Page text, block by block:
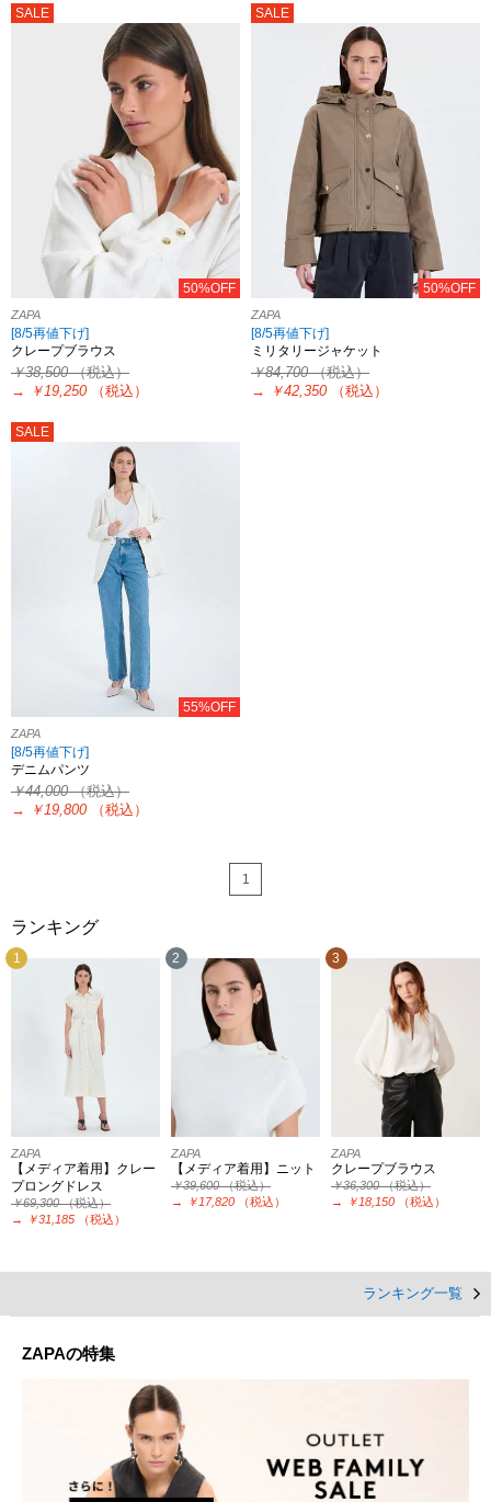
SALE
50%OFF
ZAPA
[8/5再値下げ]
クレープブラウス
￥38,500（税込）
→
￥19,250 （税込）
SALE
50%OFF
ZAPA
[8/5再値下げ]
ミリタリージャケット
￥84,700（税込）
→
￥42,350 （税込）
SALE
55%OFF
ZAPA
[8/5再値下げ]
デニムパンツ
￥44,000（税込）
→
￥19,800 （税込）
1
ランキング
1
ZAPA
【メディア着用】クレー
プロングドレス
￥69,300（税込）
→
￥31,185 （税込）
2
ZAPA
【メディア着用】ニット
￥39,600（税込）
→
￥17,820 （税込）
3
ZAPA
クレープブラウス
￥36,300（税込）
→
￥18,150 （税込）
ランキング一覧
ZAPAの特集